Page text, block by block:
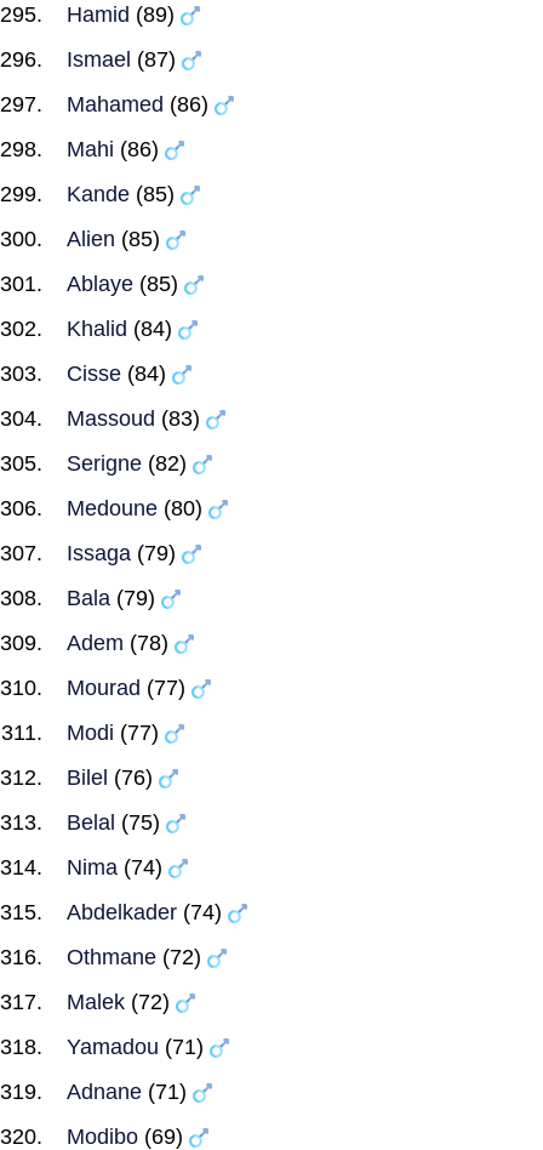
Hamid (89)
Ismael (87)
Mahamed (86)
Mahi (86)
Kande (85)
Alien (85)
Ablaye (85)
Khalid (84)
Cisse (84)
Massoud (83)
Serigne (82)
Medoune (80)
Issaga (79)
Bala (79)
Adem (78)
Mourad (77)
Modi (77)
Bilel (76)
Belal (75)
Nima (74)
Abdelkader (74)
Othmane (72)
Malek (72)
Yamadou (71)
Adnane (71)
Modibo (69)